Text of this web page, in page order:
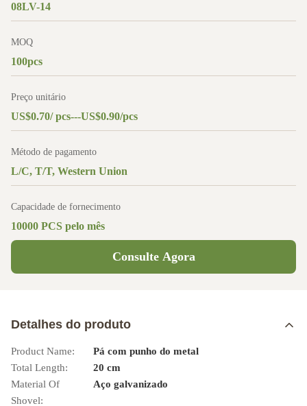
08LV-14
MOQ
100pcs
Preço unitário
US$0.70/ pcs---US$0.90/pcs
Método de pagamento
L/C, T/T, Western Union
Capacidade de fornecimento
10000 PCS pelo mês
Consulte Agora
Detalhes do produto
Product Name:
Pá com punho do metal
Total Length:
20 cm
Material Of
Shovel:
Aço galvanizado